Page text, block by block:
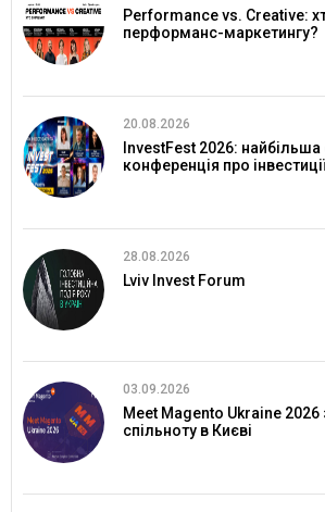
Performance vs. Creative:
перформанс-маркетингу?
20.08.2026
InvestFest 2026:
конференція про
28.08.2026
Lviv Invest Forum
03.09.2026
Meet Magento Ukraine
спільноту в Києві